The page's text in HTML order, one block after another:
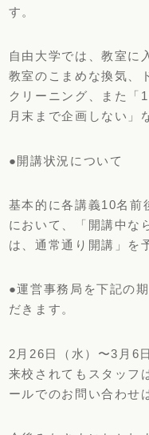
す。
自由大学では、教室に
教室のこまめな換気、
クリーニング、また「
月末まで企画しない」
●開講状況について
基本的に各講義10名前
において、「開講中な
は、通常通り開講」を
●運営事務局を下記の
だきます。
2月26日（水）〜3月6
来校されてもスタッフ
ールでのお問い合わせ